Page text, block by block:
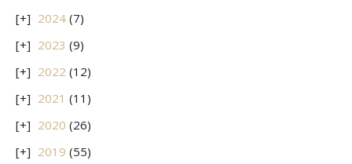
2024 (7)
2023 (9)
2022 (12)
2021 (11)
2020 (26)
2019 (55)